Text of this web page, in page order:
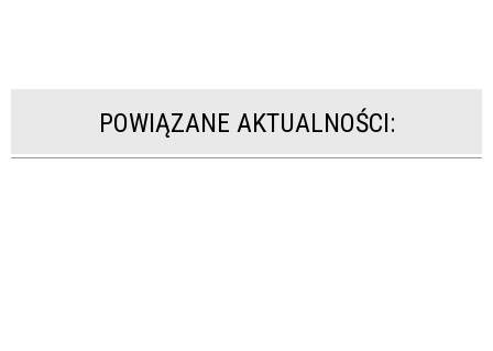
POWIĄZANE AKTUALNOŚCI: